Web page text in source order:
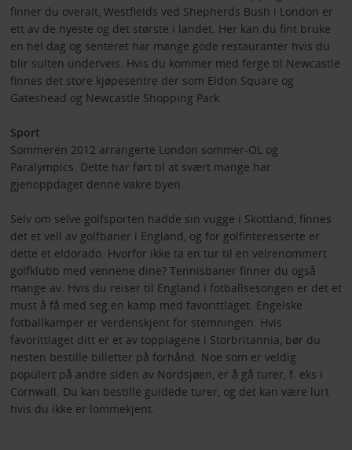
finner du overalt, Westfields ved Shepherds Bush i London er
ett av de nyeste og det største i landet. Her kan du fint bruke
en hel dag og senteret har mange gode restauranter hvis du
blir sulten underveis. Hvis du kommer med ferge til Newcastle
finnes det store kjøpesentre der som Eldon Square og
Gateshead og Newcastle Shopping Park.
Sport
Sommeren 2012 arrangerte London sommer-OL og
Paralympics. Dette har ført til at svært mange har
gjenoppdaget denne vakre byen.
Selv om selve golfsporten hadde sin vugge i Skottland, finnes
det et vell av golfbaner i England, og for golfinteresserte er
dette et eldorado. Hvorfor ikke ta en tur til en velrenommert
golfklubb med vennene dine? Tennisbaner finner du også
mange av. Hvis du reiser til England i fotballsesongen er det et
must å få med seg en kamp med favorittlaget. Engelske
fotballkamper er verdenskjent for stemningen. Hvis
favorittlaget ditt er et av topplagene i Storbritannia, bør du
nesten bestille billetter på forhånd. Noe som er veldig
populert på andre siden av Nordsjøen, er å gå turer, f. eks i
Cornwall. Du kan bestille guidede turer, og det kan være lurt
hvis du ikke er lommekjent.